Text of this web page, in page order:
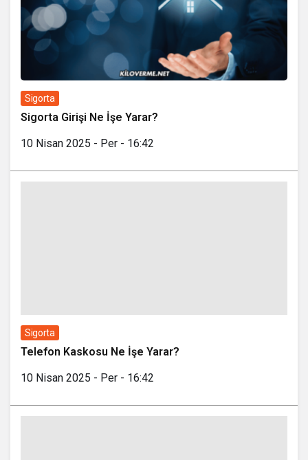
Sigorta
Sigorta Girişi Ne İşe Yarar?
10 Nisan 2025 - Per - 16:42
Sigorta
Telefon Kaskosu Ne İşe Yarar?
10 Nisan 2025 - Per - 16:42